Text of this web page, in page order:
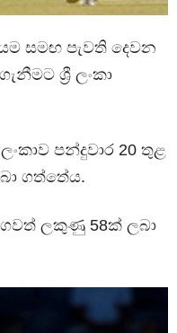
සමඟ පැවති දෙවන
ශ්‍රී ලංකා
පන්දුවාර 20 තුළ
ගත්තේය.
ලකුණු 58ක් ලබා